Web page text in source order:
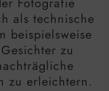
als technische
beispielsweise
zu
zu erleichtern.